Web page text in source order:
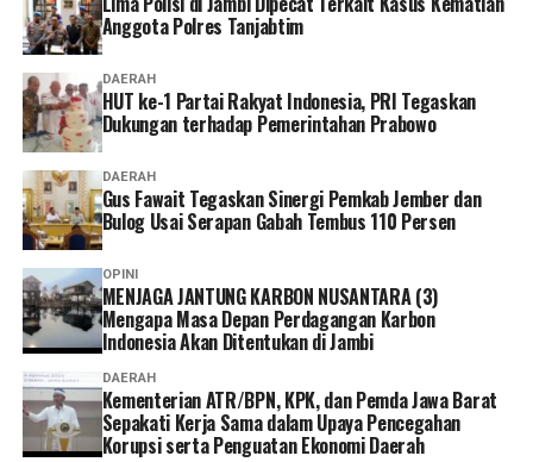
Ia pun menganggap kepesertaan JKN penting dimiliki
sebagai bentuk perlindungan kesehatan bagi diri sendiri
dan keluarga sekaligus mendukung keberlangsungan
Program JKN.
“Menurut saya, layanan non tatap muka ini sangat
memudahkan karena semua urusan administrasi bisa
diakses cukup melalui handphone. Saya berharap ke
depannya layanannya terus dikembangkan agar semakin
mudah digunakan dan kendala teknis bisa semakin
diminimalkan. Dengan begitu, peserta bisa mengurus
administrasi dengan lebih cepat tanpa harus datang dan
mengantre di kantor,” tuturnya. (*)
Anggota Polres Tanjabtim
DAERAH
HUT ke-1 Partai Rakyat Indonesia, PRI Tegaskan
Dukungan terhadap Pemerintahan Prabowo
DAERAH
Gus Fawait Tegaskan Sinergi Pemkab Jember dan
Bulog Usai Serapan Gabah Tembus 110 Persen
OPINI
MENJAGA JANTUNG KARBON NUSANTARA (3)
Mengapa Masa Depan Perdagangan Karbon
Indonesia Akan Ditentukan di Jambi
DAERAH
Kementerian ATR/BPN, KPK, dan Pemda Jawa Barat
Sepakati Kerja Sama dalam Upaya Pencegahan
Korupsi serta Penguatan Ekonomi Daerah